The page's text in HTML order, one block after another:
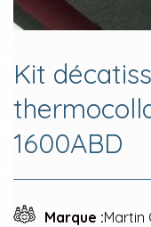
Kit
1600ABD
Marque :Martin